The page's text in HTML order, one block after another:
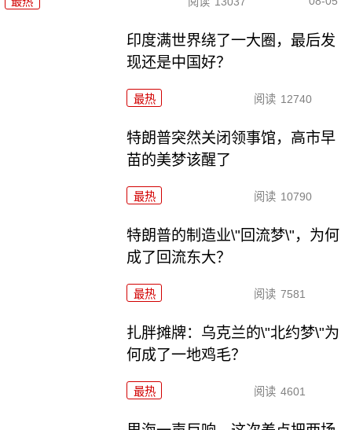
印度满世界绕了一大圈，最后发
现还是中国好？
最热 阅读 12740
特朗普突然关闭领事馆，高市早
苗的美梦该醒了
最热 阅读 10790
特朗普的制造业\"回流梦\"，为何
成了回流东大？
最热 阅读 7581
扎胖摊牌：乌克兰的\"北约梦\"为
何成了一地鸡毛？
最热 阅读 4601